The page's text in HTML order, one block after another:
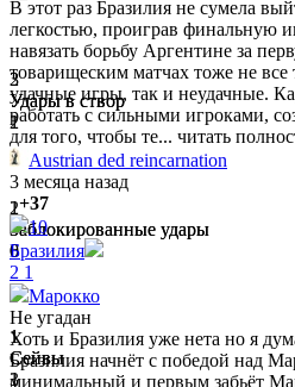
2
Удары в створ
2
2
Заблокированные удары
6
1
Сейвы
1
3
Удары в створ
1
1
Заблокированные удары
0
1
Сейвы
3
В этот раз Бразилия не сумела
легкостью, проиграв финальную
навязать борьбу Аргентине за
товарищеским матчах тоже не все
удачные игры, так и неудачные.
работать с сильными игроками,
для того, чтобы те... читать
Austrian ded reincarnation
3 месяца назад
+37
10
Бразилия
2 1
Марокко
Не угадан
Хоть и Бразилия уже нета но я
Бразилия начнёт с победой над
минимальный и первым забьёт